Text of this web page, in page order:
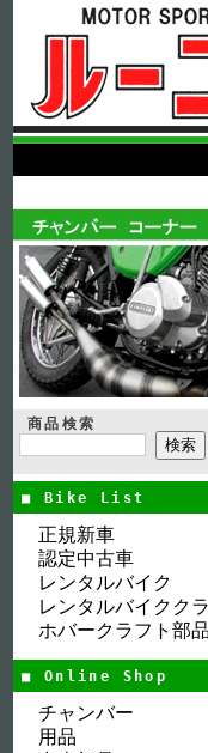
商品検索
■ Bike List
正規新車
認定中古車
レンタルバイク
レンタルバイクク
ホバークラフト部
■ Online Shop
チャンバー
用品